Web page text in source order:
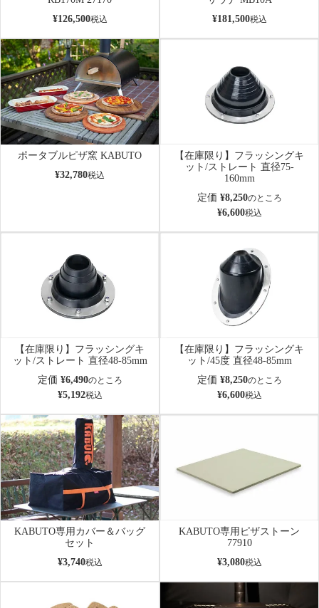
¥126,500税込
¥181,500税込
ポータブルピザ窯 KABUTO
¥32,780税込
【在庫限り】フラッシングキ
ット/ストレート 直径75-
160mm
定価 ¥8,250のところ
¥6,600税込
【在庫限り】フラッシングキ
ット/ストレート 直径48-85mm
定価 ¥6,490のところ
¥5,192税込
【在庫限り】フラッシングキ
ット/45度 直径48-85mm
定価 ¥8,250のところ
¥6,600税込
KABUTO専用カバー＆バッグ
セット
¥3,740税込
KABUTO専用ピザストーン
77910
¥3,080税込